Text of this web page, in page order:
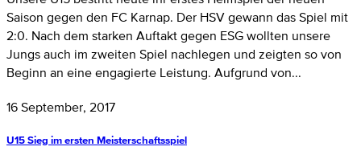
Saison gegen den FC Karnap. Der HSV gewann das Spiel mit
2:0. Nach dem starken Auftakt gegen ESG wollten unsere
Jungs auch im zweiten Spiel nachlegen und zeigten so von
Beginn an eine engagierte Leistung. Aufgrund von...
16 September, 2017
U15 Sieg im ersten Meisterschaftsspiel